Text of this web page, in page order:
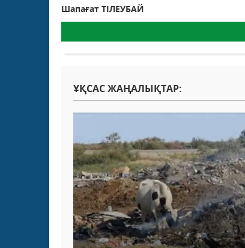
Шапағат ТІЛЕУБАЙ
ҰҚСАС ЖАҢАЛЫҚТАР: